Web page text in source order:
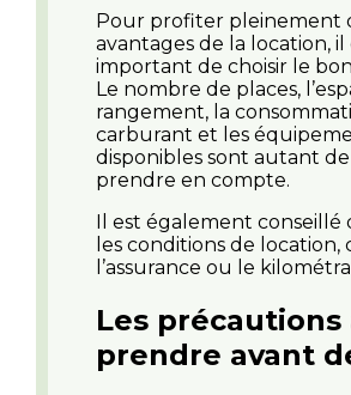
Pour profiter pleinement
avantages de la location, il
important de choisir le
Le nombre de places,
rangement, la
carburant et les
disponibles sont autant
prendre en compte.
Il est également conseillé
les conditions de location,
l’assurance ou le
Les précautions
prendre avant